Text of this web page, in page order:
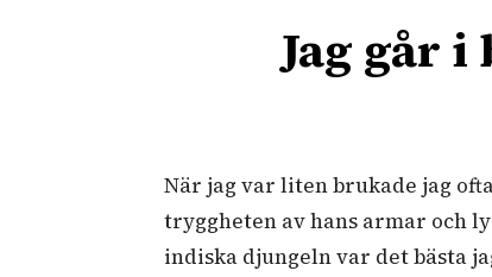
Jag går
När jag var liten brukade jag
tryggheten av hans armar och
indiska djungeln var det bästa